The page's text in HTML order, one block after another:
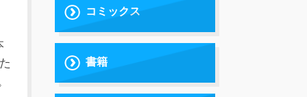
コミックス
書籍